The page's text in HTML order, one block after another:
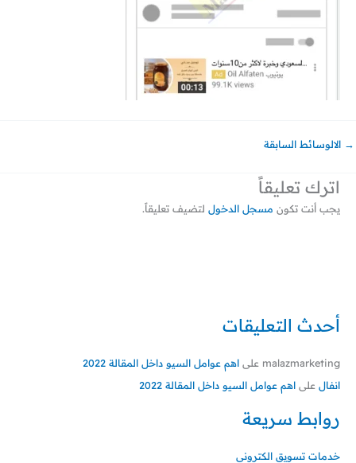
أحدث التعليقات
malazmarketing على اهم عوامل السيو داخل المقالة 2022
انفال على اهم عوامل السيو داخل المقالة 2022
روابط سريعة
خدمات تسويق الكتروني
→ الالوسائط السابقة
اترك تعليقاً
يجب أنت تكون مسجل الدخول لتضيف تعليقاً.